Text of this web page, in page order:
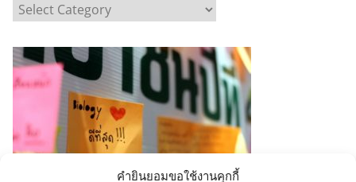
คำยินยอมขอใช้งานคุกกี้
a
t
e
g
i